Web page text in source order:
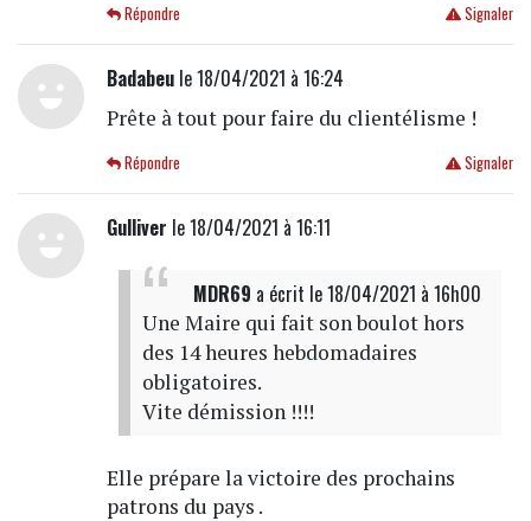
Signaler
Répondre
Badabeule 18/04/2021 à 16:24
Prête à tout pour faire du clientélisme !
Signaler
Répondre
Gulliver le 18/04/2021 à 16:11
MDR69 a écrit le 18/04/2021 à 16h00
Une Maire qui fait son boulot hors
des 14 heures hebdomadaires
obligatoires.
Vite démission !!!!
Elle prépare la victoire des prochains
patrons du pays .